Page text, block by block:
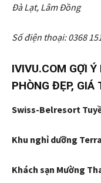
Đà Lạt, Lâm Đồng
Số điện thoại: 0368
IVIVU.COM GỢI
PHÒNG ĐẸP, GIÁ
Swiss-Belresort
Khu nghỉ dưỡng
Khách sạn Mường